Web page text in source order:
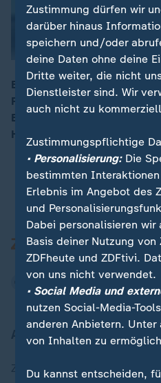
00:14
Eine Komission hat sich auf
Rentenreform geeinigt, die
Bundesregierung vorstellen
Hauptstadtkorrespondent
Aktuell bei ZDFheute
Zuletzt veröffentlicht
Zustimmung dürfen wir
darüber hinaus
speichern und/oder
deine Daten ohne deine
Dritte weiter, die nicht
Dienstleister sind. Wir
auch nicht zu
Zustimmungspflichtige
• Personalisierung:Die
bestimmten
Erlebnis im Angebot des
und
Dabei personalisieren
Basis deiner Nutzung von
ZDFheute und ZDFtivi.
von uns nicht verwendet.
• Social Media und
nutzen Social-Media-
anderen Anbietern. Unter
von Inhalten zu
Du kannst entscheiden,